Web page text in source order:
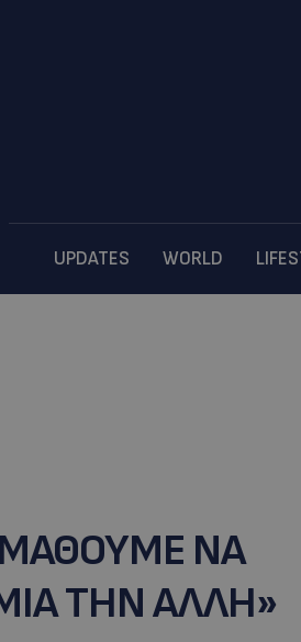
UPDATES WORLD
ΜΑΘΟΥΜΕ ΝΑ
ΤΗΝ ΑΛΛΗ»